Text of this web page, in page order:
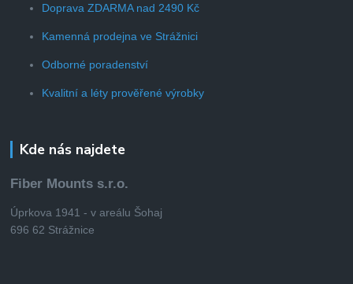
Doprava ZDARMA nad 2490 Kč
Kamenná prodejna ve Strážnici
Odborné poradenství
Kvalitní a léty prověřené výrobky
Kde nás najdete
Fiber Mounts s.r.o.
Úprkova 1941 - v areálu Šohaj
696 62 Strážnice